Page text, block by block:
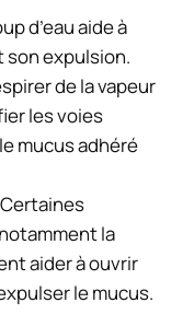
d’eau aide à
expulsion.
de la vapeur
les voies
mucus adhéré
Certaines
la
aider à ouvrir
le mucus.